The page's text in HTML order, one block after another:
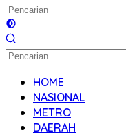
HOME
NASIONAL
METRO
DAERAH